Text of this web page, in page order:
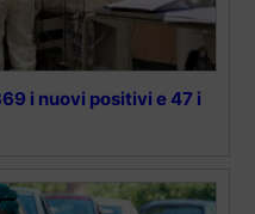
i nuovi positivi e 47 i